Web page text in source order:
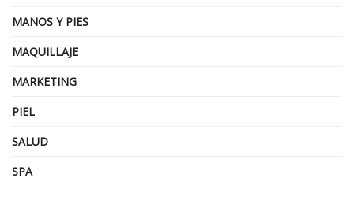
MANOS Y PIES
MAQUILLAJE
MARKETING
PIEL
SALUD
SPA